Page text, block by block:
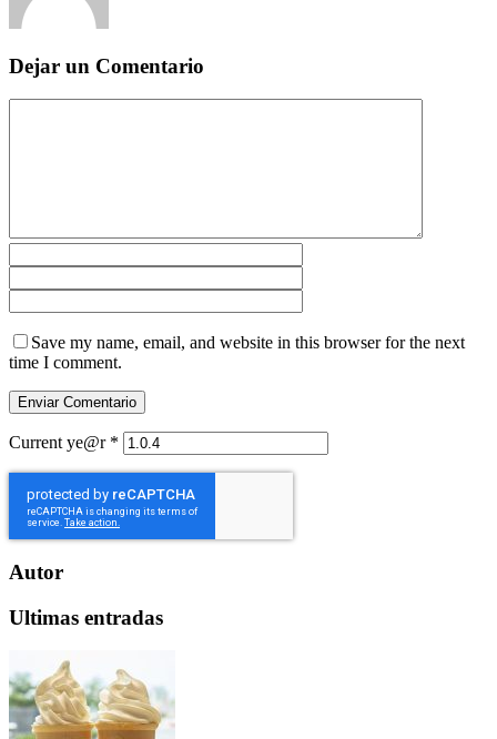
Dejar un Comentario
Save my name, email, and website in this browser for the next
time I comment.
Current ye@r *
Autor
Ultimas entradas